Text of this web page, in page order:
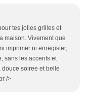
tes jolies grilles et
maison. Vivement que
imprimer ni enregister,
sans les accents et
soiree et belle
/>